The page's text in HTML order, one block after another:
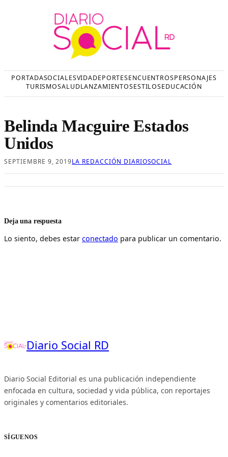
PORTADASOCIALESVIDADEPORTESENCUENTROSPERSONAJES
TURISMOSALUDLANZAMIENTOSESTILOSEDUCACIÓN
Belinda Macguire Estados
Unidos
SEPTIEMBRE 9, 2019LA REDACCIÓN DIARIOSOCIAL
Deja una respuesta
Lo siento, debes estar conectado para publicar un comentario.
Diario Social RD
Diario Social Editorial es una publicación independiente
enfocada en cultura, sociedad y vida pública, con reportajes
originales y comentarios editoriales.
SÍGUENOS